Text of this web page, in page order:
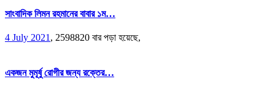
সাংবাদিক লিমন রহমানের বাবার ১ম…
4 July 2021, 2598820 বার পড়া হয়েছে,
একজন মুমূর্ষু রোগীর জন্য রক্তের…